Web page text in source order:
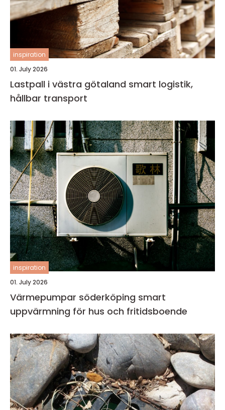
inspiration
01. July 2026
Lastpall i västra götaland smart logistik,
hållbar transport
inspiration
01. July 2026
Värmepumpar söderköping smart
uppvärmning för hus och fritidsboende